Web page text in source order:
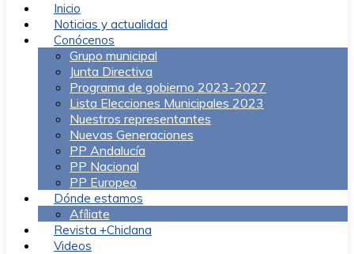
Inicio
Noticias y actualidad
Conócenos
Grupo municipal
Junta Directiva
Programa de gobierno 2023-2027
Lista Elecciones Municipales 2023
Nuestros representantes
Nuevas Generaciones
PP Andalucía
PP Nacional
PP Europeo
Dónde estamos
Afíliate
Revista +Chiclana
Videos